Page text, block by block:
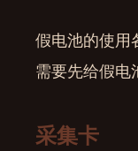
假电池的使用
需要先给假电
采集卡